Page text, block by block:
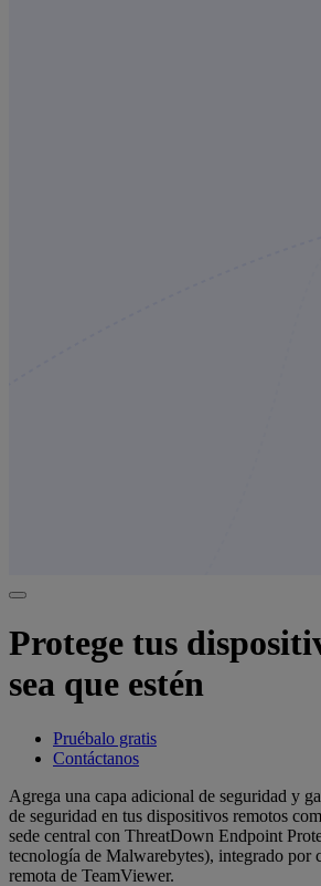
Protege tus
sea que estén
Pruébalo gratis
Contáctanos
Agrega una capa adicional de seguridad y
de seguridad en tus dispositivos remotos
sede central con ThreatDown Endpoint
tecnología de Malwarebytes), integrado por
remota de TeamViewer.